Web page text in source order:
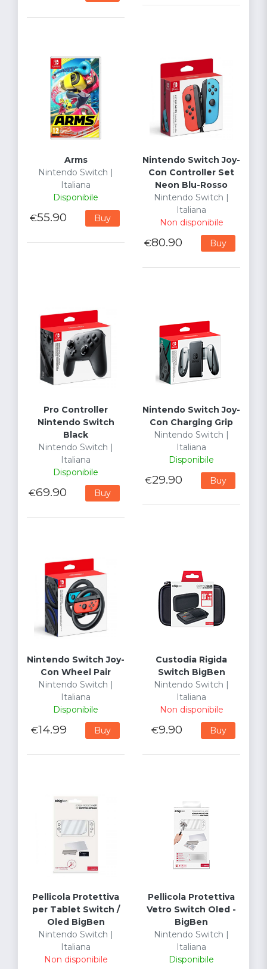
Arms
Nintendo Switch |
Italiana
Disponibile
€55.90 Buy
Nintendo Switch Joy-
Con Controller Set
Neon Blu-Rosso
Nintendo Switch |
Italiana
Non disponibile
€80.90 Buy
Pro Controller
Nintendo Switch
Black
Nintendo Switch |
Italiana
Disponibile
€69.90 Buy
Nintendo Switch Joy-
Con Charging Grip
Nintendo Switch |
Italiana
Disponibile
€29.90 Buy
Nintendo Switch Joy-
Con Wheel Pair
Nintendo Switch |
Italiana
Disponibile
€14.99 Buy
Custodia Rigida
Switch BigBen
Nintendo Switch |
Italiana
Non disponibile
€9.90 Buy
Pellicola Protettiva
per Tablet Switch /
Oled BigBen
Nintendo Switch |
Italiana
Non disponibile
Pellicola Protettiva
Vetro Switch Oled -
BigBen
Nintendo Switch |
Italiana
Disponibile